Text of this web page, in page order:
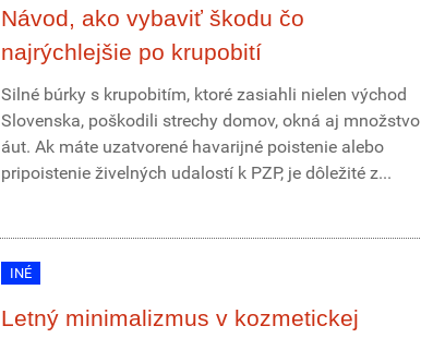
Návod, ako vybaviť škodu čo
najrýchlejšie po krupobití
Silné búrky s krupobitím, ktoré zasiahli nielen východ
Slovenska, poškodili strechy domov, okná aj množstvo
áut. Ak máte uzatvorené havarijné poistenie alebo
pripoistenie živelných udalostí k PZP, je dôležité z...
INÉ
Letný minimalizmus v kozmetickej